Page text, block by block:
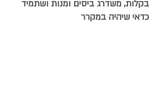
בקלות, משדרג ביסים ומנות ושתמיד
כדאי שיהיה במקרר